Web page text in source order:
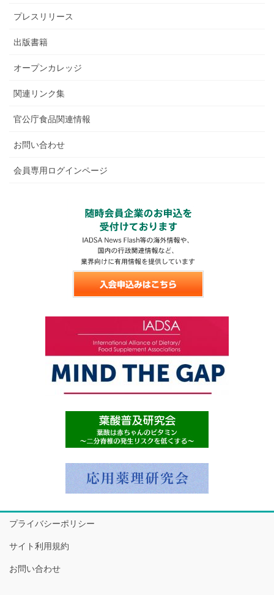
プレスリリース
出版書籍
オープンカレッジ
関連リンク集
官公庁食品関連情報
お問い合わせ
会員専用ログインページ
プライバシーポリシー
サイト利用規約
お問い合わせ